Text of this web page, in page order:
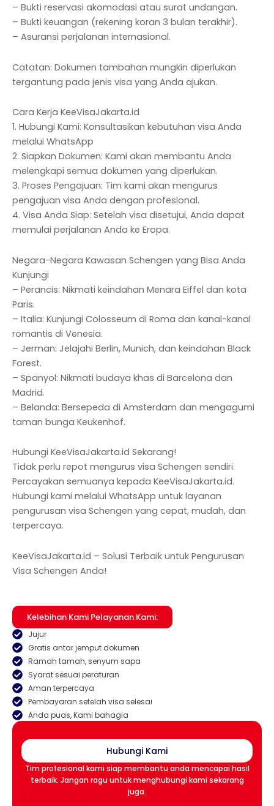
– Bukti reservasi akomodasi atau surat undangan.
– Bukti keuangan (rekening koran 3 bulan terakhir).
– Asuransi perjalanan internasional.
Catatan: Dokumen tambahan mungkin diperlukan
tergantung pada jenis visa yang Anda ajukan.
Cara Kerja KeeVisaJakarta.id
1. Hubungi Kami: Konsultasikan kebutuhan visa Anda
melalui WhatsApp
2. Siapkan Dokumen: Kami akan membantu Anda
melengkapi semua dokumen yang diperlukan.
3. Proses Pengajuan: Tim kami akan mengurus
pengajuan visa Anda dengan profesional.
4. Visa Anda Siap: Setelah visa disetujui, Anda dapat
memulai perjalanan Anda ke Eropa.
Negara-Negara Kawasan Schengen yang Bisa Anda
Kunjungi
– Perancis: Nikmati keindahan Menara Eiffel dan kota
Paris.
– Italia: Kunjungi Colosseum di Roma dan kanal-kanal
romantis di Venesia.
– Jerman: Jelajahi Berlin, Munich, dan keindahan Black
Forest.
– Spanyol: Nikmati budaya khas di Barcelona dan
Madrid.
– Belanda: Bersepeda di Amsterdam dan mengagumi
taman bunga Keukenhof.
Hubungi KeeVisaJakarta.id Sekarang!
Tidak perlu repot mengurus visa Schengen sendiri.
Percayakan semuanya kepada KeeVisaJakarta.id.
Hubungi kami melalui WhatsApp untuk layanan
pengurusan visa Schengen yang cepat, mudah, dan
terpercaya.
KeeVisaJakarta.id – Solusi Terbaik untuk Pengurusan
Visa Schengen Anda!
Kelebihan Kami Pelayanan Kami:
Jujur
Gratis antar jemput dokumen
Ramah tamah, senyum sapa
Syarat sesuai peraturan
Aman terpercaya
Pembayaran setelah visa selesai
Anda puas, Kami bahagia
Hubungi Kami
Tim profesional kami siap membantu anda mencapai hasil
terbaik. Jangan ragu untuk menghubungi kami sekarang
juga.